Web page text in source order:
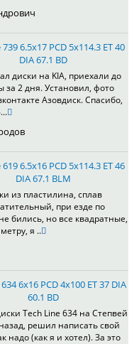
6.5x17 PCD 5x114.3 ET 40
DIA 67.1 BD
диски на KIA, приехали до
за 2 дня. Установил, фото
Азовдиск. Спасибо,
6.5x16 PCD 5x114.3 ET 46
DIA 67.1 BLM
из пластилина, сплав
при езде по
бились, но все квадратные,
я ..
6x16 PCD 4x100 ET 37 DIA
60.1 BD
Tech Line 634 на Степвей
решил написать свой
(как я и хотел). За это